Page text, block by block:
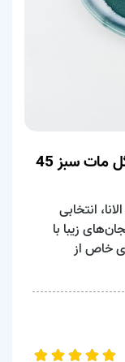
ست فنجان نعلبکی اسپرسو سینگل مات سبز 45
انتخابی
زیبا با
خاص از